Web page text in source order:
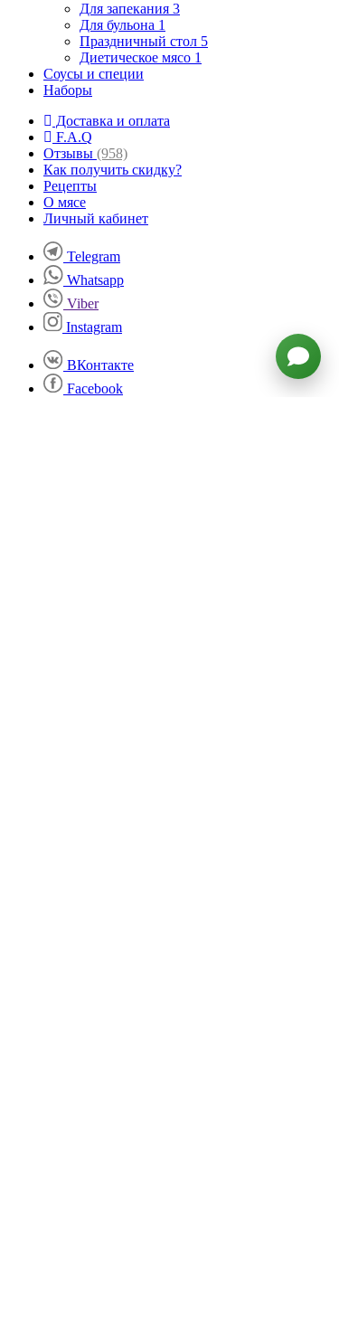
Для запекания 3
Для бульона 1
Праздничный стол 5
Диетическое мясо 1
Соусы и специи
Наборы
Доставка и оплата
F.A.Q
Отзывы (958)
Как получить скидку?
Рецепты
О мясе
Личный кабинет
Telegram
Whatsapp
Viber
Instagram
ВКонтакте
Facebook